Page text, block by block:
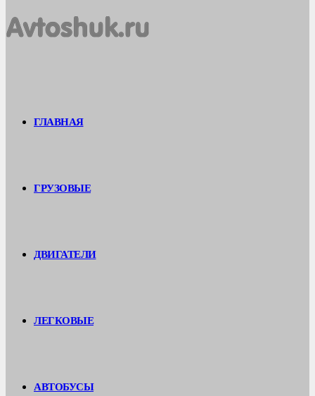
ГЛАВНАЯ
ГРУЗОВЫЕ
ДВИГАТЕЛИ
ЛЕГКОВЫЕ
АВТОБУСЫ